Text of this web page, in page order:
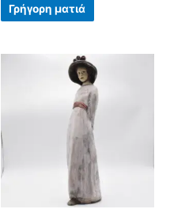
Γρήγορη ματιά